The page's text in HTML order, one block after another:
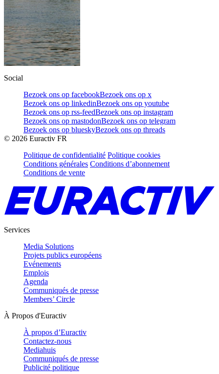
Social
Bezoek ons op facebookBezoek ons op x
Bezoek ons op linkedinBezoek ons op youtube
Bezoek ons op rss-feedBezoek ons op instagram
Bezoek ons op mastodonBezoek ons op telegram
Bezoek ons op blueskyBezoek ons op threads
© 2026 Euractiv FR
Politique de confidentialité Politique cookies
Conditions générales Conditions d’abonnement
Conditions de vente
Services
Media Solutions
Projets publics européens
Evénements
Emplois
Agenda
Communiqués de presse
Members’ Circle
À Propos d'Euractiv
À propos d’Euractiv
Contactez-nous
Mediahuis
Communiqués de presse
Publicité politique